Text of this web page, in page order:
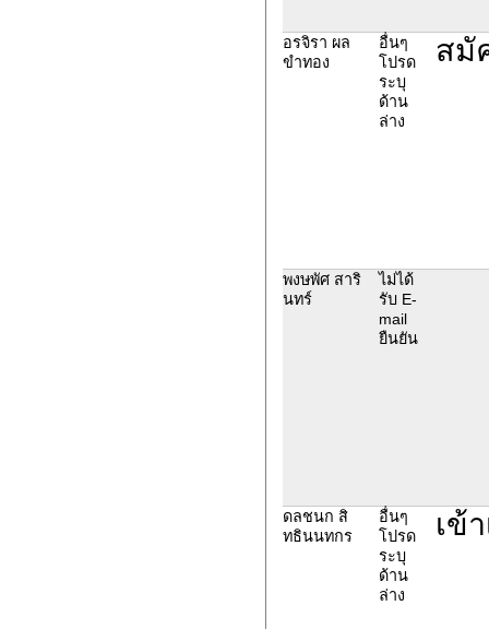
อรจิรา ผล
ขำทอง
อื่นๆ
โปรด
ระบุ
ด้าน
ล่าง
สมั
พงษพัศ สาริ
นทร์
ไม่ได้
รับ E-
mail
ยืนยัน
ดลชนก สิ
ทธินนทกร
อื่นๆ
โปรด
ระบุ
ด้าน
ล่าง
เข้